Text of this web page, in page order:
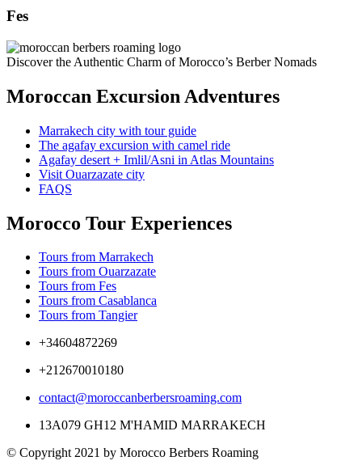
Fes
Discover the Authentic Charm of Morocco’s Berber Nomads
Moroccan Excursion Adventures
Marrakech city with tour guide
The agafay excursion with camel ride
Agafay desert + Imlil/Asni in Atlas Mountains
Visit Ouarzazate city
FAQS
Morocco Tour Experiences
Tours from Marrakech
Tours from Ouarzazate
Tours from Fes
Tours from Casablanca
Tours from Tangier
+34604872269
+212670010180
contact@moroccanberbersroaming.com
13A079 GH12 M'HAMID MARRAKECH
© Copyright 2021 by Morocco Berbers Roaming